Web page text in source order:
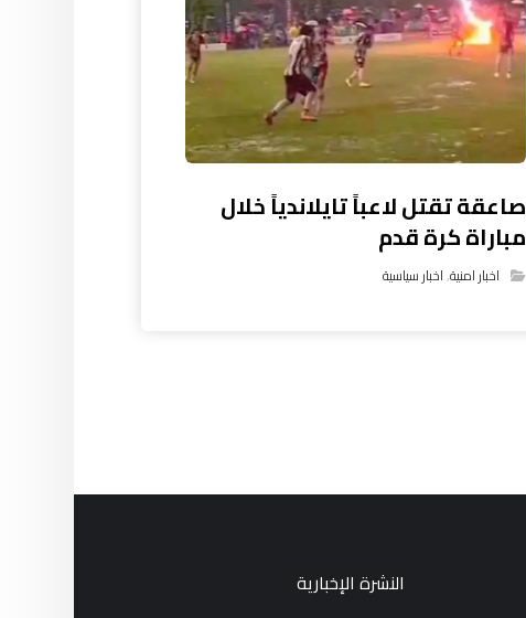
صاعقة تقتل لاعباً تايلاندياً خلال
مباراة كرة قدم
اخبار امنية,اخبار سياسية
النشرة الإخبارية